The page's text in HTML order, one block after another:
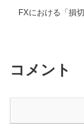
FXにおける「損
コメント